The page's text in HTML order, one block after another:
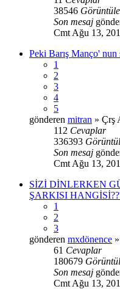
38546
Son mesaj
Cmt Ağu 13,
Peki Barış Manço' nun
1
2
3
4
5
gönderen mitran » Çrş
112 Cevaplar
336393
Son mesaj
Cmt Ağu 13,
SİZİ DİNLERKEN
ŞARKISI
1
2
3
gönderen mxdönence
61 Cevaplar
180679
Son mesaj
Cmt Ağu 13,